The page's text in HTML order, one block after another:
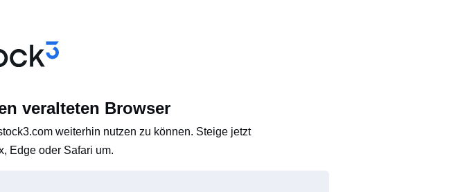
veralteten Browser
weiterhin nutzen zu können. Steige jetzt
Edge oder Safari um.